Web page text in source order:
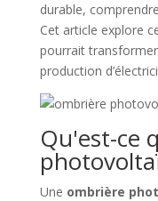
durable,
Cet article explore
pourrait
production
Qu'est-ce
Une ombrière